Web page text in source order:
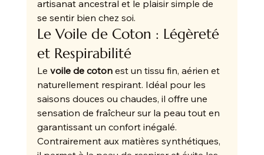
artisanat ancestral et le plaisir simple de
se sentir bien chez soi.
Le Voile de Coton : Légèreté
et Respirabilité
Le voile de coton est un tissu fin, aérien et
naturellement respirant. Idéal pour les
saisons douces ou chaudes, il offre une
sensation de fraîcheur sur la peau tout en
garantissant un confort inégalé.
Contrairement aux matières synthétiques,